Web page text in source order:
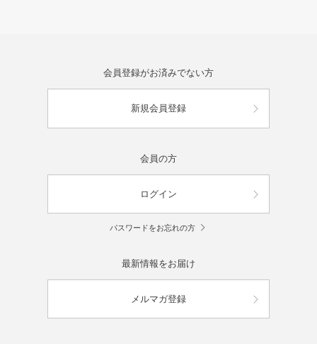
会員登録がお済みでない方
新規会員登録
会員の方
ログイン
パスワードをお忘れの方
最新情報をお届け
メルマガ登録